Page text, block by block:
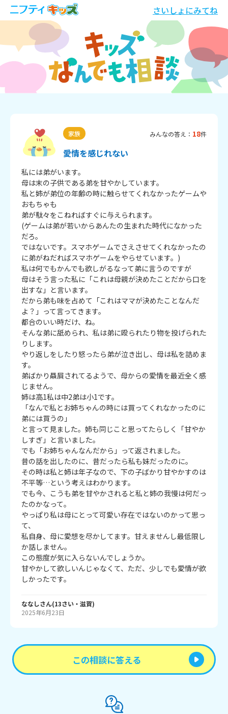
さいしょにみてね
家族 みんなの答え： 18件
愛情を感じれない
私には弟がいます。
母は末の子供である弟を甘やかしています。
私と姉が弟位の年齢の時に触らせてくれなかったゲームや
おもちゃも
弟が駄々をこねればすぐに与えられます。
(ゲームは弟が若いからあんたの生まれた時代になかった
だろ。
ではないです。スマホゲームでさえさせてくれなかったの
に弟がねだればスマホゲームをやらせています。)
私は何でもかんでも欲しがるなって弟に言うのですが
母はそう言った私に「これは母親が決めたことだから口を
出すな」と言います。
だから弟も味を占めて「これはママが決めたことなんだ
よ？」って言ってきます。
都合のいい時だけ、ね。
そんな弟に舐められ、私は弟に殴られたり物を投げられた
りします。
やり返しをしたり怒ったら弟が泣き出し、母は私を詰めま
す。
弟ばかり贔屓されてるようで、母からの愛情を最近全く感
じません。
姉は高1私は中2弟は小1です。
「なんで私とお姉ちゃんの時には買ってくれなかったのに
弟には買うの」
と言って見ました。姉も同じこと思ってたらしく「甘やか
しすぎ」と言いました。
でも「お姉ちゃんなんだから」って返されました。
昔の話を出したのに、昔だったら私も妹だったのに。
その時は私と姉は年子なので、下の子ばかり甘やかすのは
不平等…という考えはわかります。
でも今、こうも弟を甘やかされると私と姉の我慢は何だっ
たのかなって。
やっぱり私は母にとって可愛い存在ではないのかって思っ
て、
私自身、母に愛想を尽かしてます。甘えませんし最低限し
か話しません。
この態度が気に入らないんでしょうか。
甘やかして欲しいんじゃなくて、ただ、少しでも愛情が欲
しかったです。
ななしさん(13さい・ 滋賀)
2025年6月23日
この相談に答える